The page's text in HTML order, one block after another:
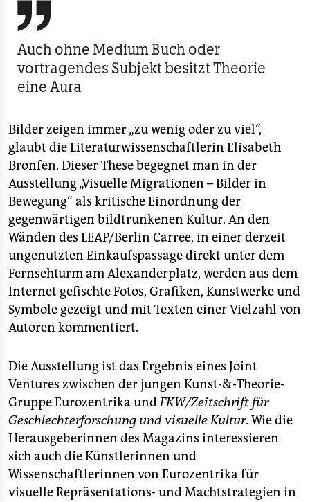
verlag
veranstaltungen
shop
fragen & hilfe
unterstützen
abo
genossenschaft
epaper login

Auch ohne Medium Buch oder
vortragendes Subjekt besitzt Theorie
eine Aura
Bilder zeigen immer „zu wenig oder zu viel“,
glaubt die Literaturwissenschaftlerin Elisabeth
Bronfen. Dieser These begegnet man in der
Ausstellung „Visuelle Migrationen – Bilder in
Bewegung“ als kritische Einordnung der
gegenwärtigen bildtrunkenen Kultur. An den
Wänden des LEAP/Berlin Carree, in einer derzeit
ungenutzten Einkaufspassage direkt unter dem
Fernsehturm am Alexanderplatz, werden aus dem
Internet gefischte Fotos, Grafiken, Kunstwerke und
Symbole gezeigt und mit Texten einer Vielzahl von
Autoren kommentiert.
Die Ausstellung ist das Ergebnis eines Joint
Ventures zwischen der jungen Kunst-&-Theorie-
Gruppe Eurozentrika undFKW/Zeitschrift für
Geschlechterforschung und visuelle Kultur. Wie die
Herausgeberinnen des Magazins interessieren
sich auch die Künstlerinnen und
Wissenschaftlerinnen von Eurozentrika für
visuelle Repräsentations- und Machtstrategien in